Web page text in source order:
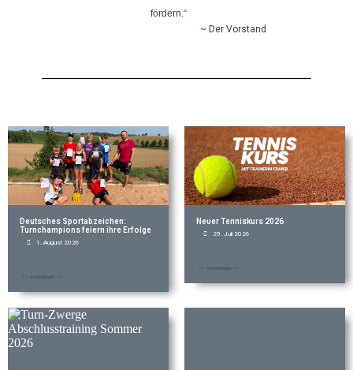
fördern.“
~ Der Vorstand
Deutsches Sportabzeichen:
Turnchampions feiern ihre Erfolge
1. August 2026
>> weiterlesen <<
Neuer Tenniskurs 2026
29. Juli 2026
>> weiterlesen <<